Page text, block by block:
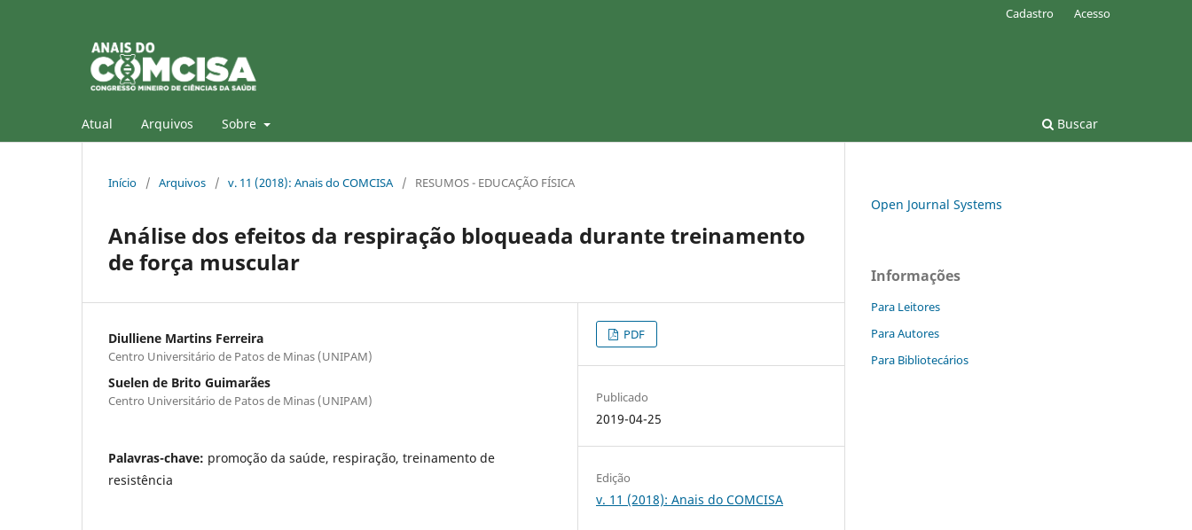
Atual Arquivos Sobre Buscar
Cadastro Acesso
Início / Arquivos / v. 11 (2018): Anais do COMCISA / RESUMOS - EDUCAÇÃO FÍSICA
Análise dos efeitos da respiração bloqueada durante treinamento
de força muscular
Diulliene Martins Ferreira
Centro Universitário de Patos de Minas (UNIPAM)
Suelen de Brito Guimarães
Centro Universitário de Patos de Minas (UNIPAM)
Palavras-chave: promoção da saúde, respiração, treinamento de
resistência
PDF
Publicado
2019-04-25
Edição
v. 11 (2018): Anais do COMCISA
Open Journal Systems
Informações
Para Leitores
Para Autores
Para Bibliotecários